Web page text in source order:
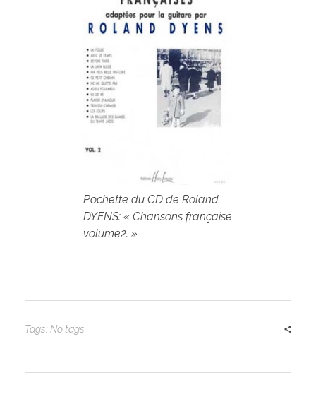
Pochette du CD de Roland
DYENS: « Chansons française
volume2. »
Tags: No tags